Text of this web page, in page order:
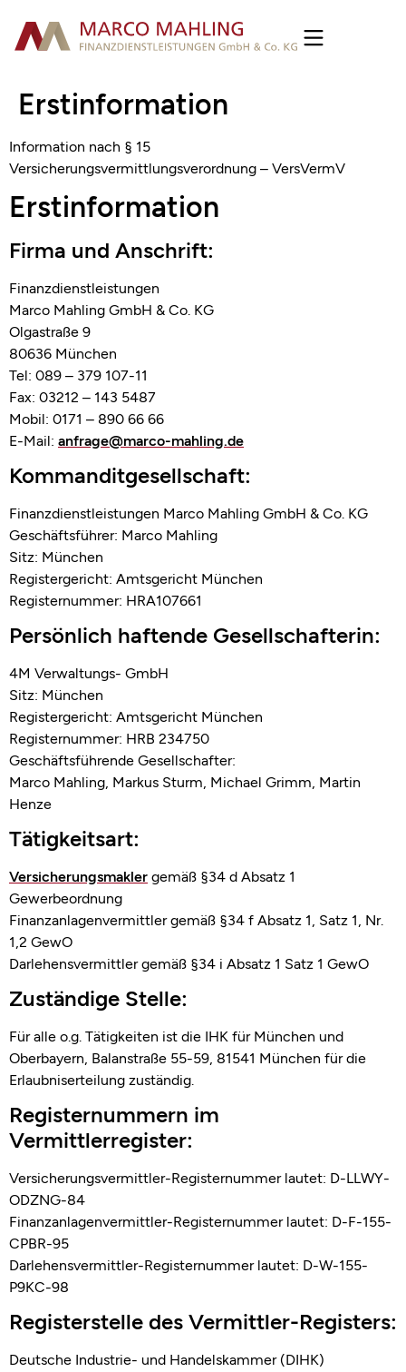
Erstinformation
Information nach § 15
Versicherungs­vermittlungsverordnung – VersVermV
Erstinformation
Firma und Anschrift:
Finanzdienstleistungen
Marco Mahling GmbH & Co. KG
Olgastraße 9
80636 München
Tel: 089 – 379 107-11
Fax: 03212 – 143 5487
Mobil: 0171 – 890 66 66
E-Mail: anfrage@marco-mahling.de
Kommanditgesellschaft:
Finanzdienstleistungen Marco Mahling GmbH & Co. KG
Geschäftsführer: Marco Mahling
Sitz: München
Registergericht: Amtsgericht München
Registernummer: HRA107661
Persönlich haftende Gesellschafterin:
4M Verwaltungs- GmbH
Sitz: München
Registergericht: Amtsgericht München
Registernummer: HRB 234750
Geschäftsführende Gesellschafter:
Marco Mahling, Markus Sturm, Michael Grimm, Martin
Henze
Tätigkeitsart:
Versicherungsmakler gemäß §34 d Absatz 1
Gewerbeordnung
Finanzanlagenvermittler gemäß §34 f Absatz 1, Satz 1, Nr.
1,2 GewO
Darlehensvermittler gemäß §34 i Absatz 1 Satz 1 GewO
Zuständige Stelle:
Für alle o.g. Tätigkeiten ist die IHK für München und
Oberbayern, Balanstraße 55-59, 81541 München für die
Erlaubniserteilung zuständig.
Registernummern im
Vermittlerregister:
Versicherungsvermittler-Registernummer lautet: D-LLWY-
ODZNG-84
Finanzanlagenvermittler-Registernummer lautet: D-F-155-
CPBR-95
Darlehensvermittler-Registernummer lautet: D-W-155-
P9KC-98
Registerstelle des Vermittler-Registers:
Deutsche Industrie- und Handelskammer (DIHK)